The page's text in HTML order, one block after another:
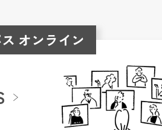
オンライン